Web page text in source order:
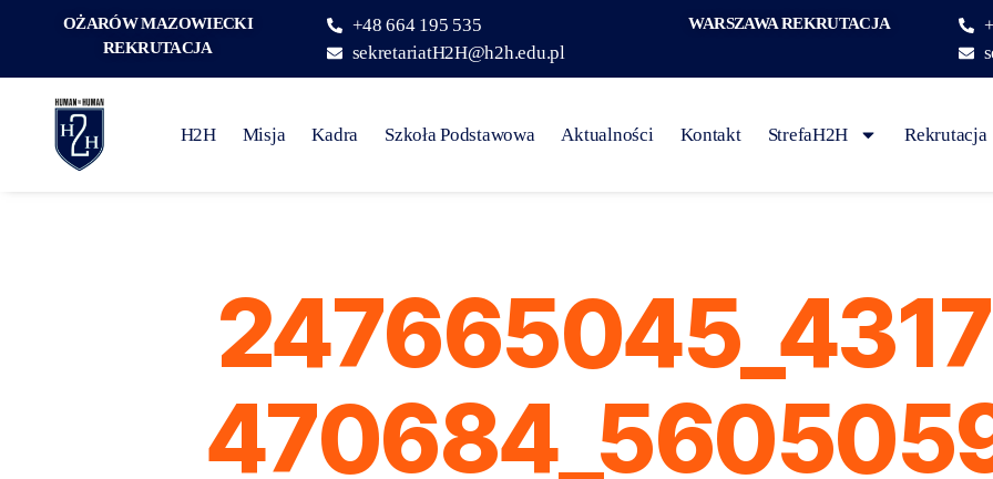
OŻARÓW MAZOWIECKI
REKRUTACJA
+48 664 195 535
sekretariatH2H@h2h.edu.pl
WARSZAWA REKRUTACJA
H2H Misja Kadra Szkoła Podstawowa Aktualności Kontakt StrefaH2H Rekrutacja